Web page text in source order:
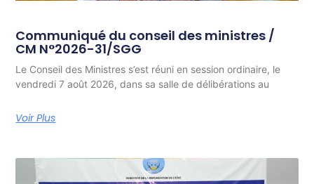
Communiqué du conseil des ministres /
CM N°2026-31/SGG
Le Conseil des Ministres s’est réuni en session ordinaire, le
vendredi 7 août 2026, dans sa salle de délibérations au
Voir Plus